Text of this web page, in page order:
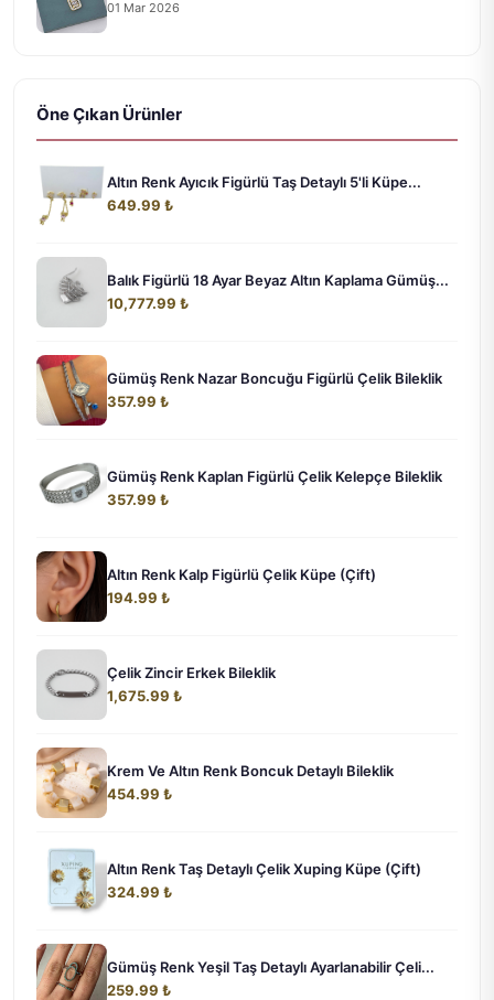
01 Mar 2026
Öne Çıkan Ürünler
Altın Renk Ayıcık Figürlü Taş Detaylı 5'li Küpe...
649.99 ₺
Balık Figürlü 18 Ayar Beyaz Altın Kaplama Gümüş...
10,777.99 ₺
Gümüş Renk Nazar Boncuğu Figürlü Çelik Bileklik
357.99 ₺
Gümüş Renk Kaplan Figürlü Çelik Kelepçe Bileklik
357.99 ₺
Altın Renk Kalp Figürlü Çelik Küpe (Çift)
194.99 ₺
Çelik Zincir Erkek Bileklik
1,675.99 ₺
Krem Ve Altın Renk Boncuk Detaylı Bileklik
454.99 ₺
Altın Renk Taş Detaylı Çelik Xuping Küpe (Çift)
324.99 ₺
Gümüş Renk Yeşil Taş Detaylı Ayarlanabilir Çeli...
259.99 ₺